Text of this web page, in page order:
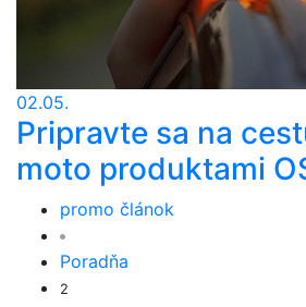
02.05.
Pripravte sa na
moto produktami
promo článok
Poradňa
2